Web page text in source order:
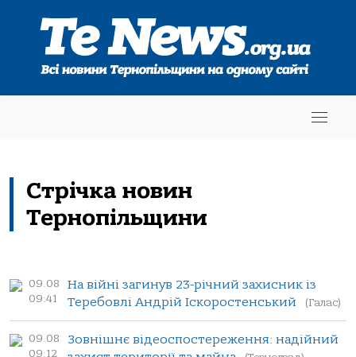
Стрічка новин
Тернопільщини
09.08
09:41
На війні загинув 23-річний захисник із
Теребовлі Андрій Іскоростенський
(Галас)
09.08
09:12
Зовнішнє відеоспостереження: надійний